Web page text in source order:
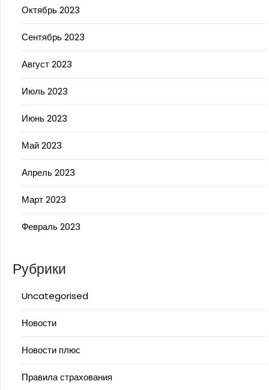
Октябрь 2023
Сентябрь 2023
Август 2023
Июль 2023
Июнь 2023
Май 2023
Апрель 2023
Март 2023
Февраль 2023
Рубрики
Uncategorised
Новости
Новости плюс
Правила страхования